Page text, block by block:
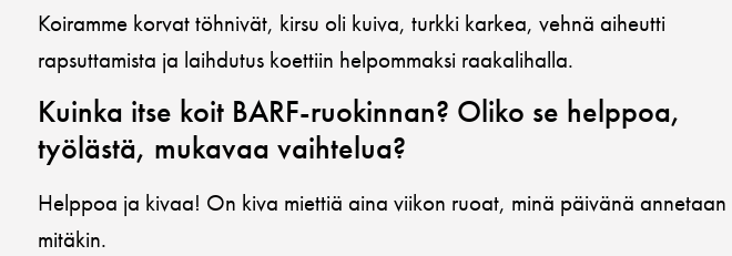
Koiramme korvat töhnivät, kirsu oli kuiva, turkki karkea, vehnä aiheutti
rapsuttamista ja laihdutus koettiin helpommaksi raakalihalla.
Kuinka itse koit BARF-ruokinnan? Oliko se helppoa,
työlästä, mukavaa vaihtelua?
Helppoa ja kivaa! On kiva miettiä aina viikon ruoat, minä päivänä annetaan
mitäkin.